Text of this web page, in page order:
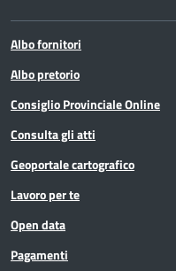
Albo fornitori
Albo pretorio
Consiglio Provinciale Online
Consulta gli atti
Geoportale cartografico
Lavoro per te
Open data
Pagamenti